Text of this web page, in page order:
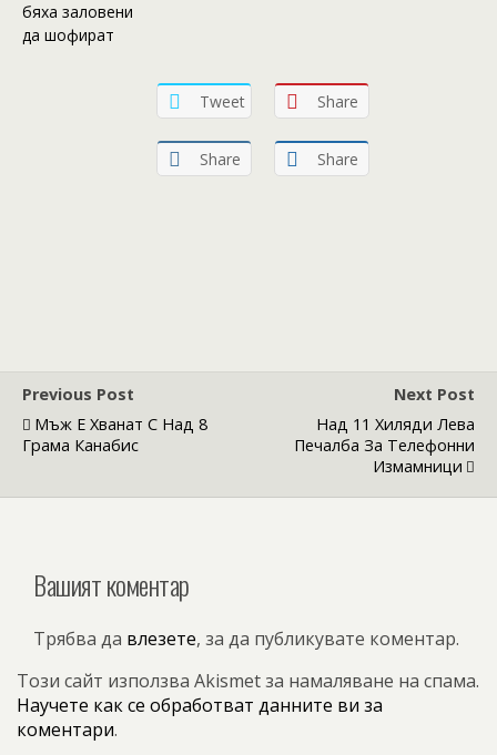
бяха заловени
да шофират
Tweet Share
Share Share
Previous Post
Мъж Е Хванат С Над 8
Грама Канабис
Next Post
Над 11 Хиляди Лева
Печалба За Телефонни
Измамници
Вашият коментар
Трябва да влезете, за да публикувате коментар.
Този сайт използва Akismet за намаляване на спама.
Научете как се обработват данните ви за
коментари.